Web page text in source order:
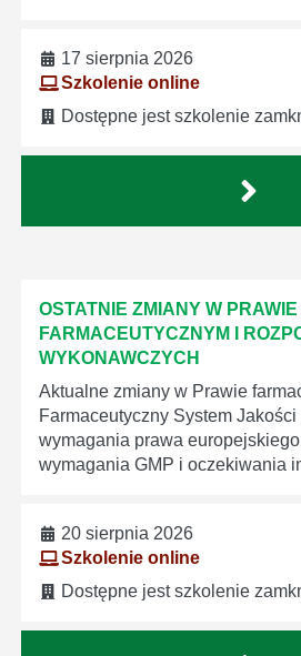
17 sierpnia 2026
Szkolenie online
Dostępne jest szkolenie
OSTATNIE ZMIANY W PRAWIE
FARMACEUTYCZNYM I
WYKONAWCZYCH
Aktualne zmiany w Prawie
Farmaceutyczny System
wymagania prawa
wymagania GMP i oczekiwania
20 sierpnia 2026
Szkolenie online
Dostępne jest szkolenie